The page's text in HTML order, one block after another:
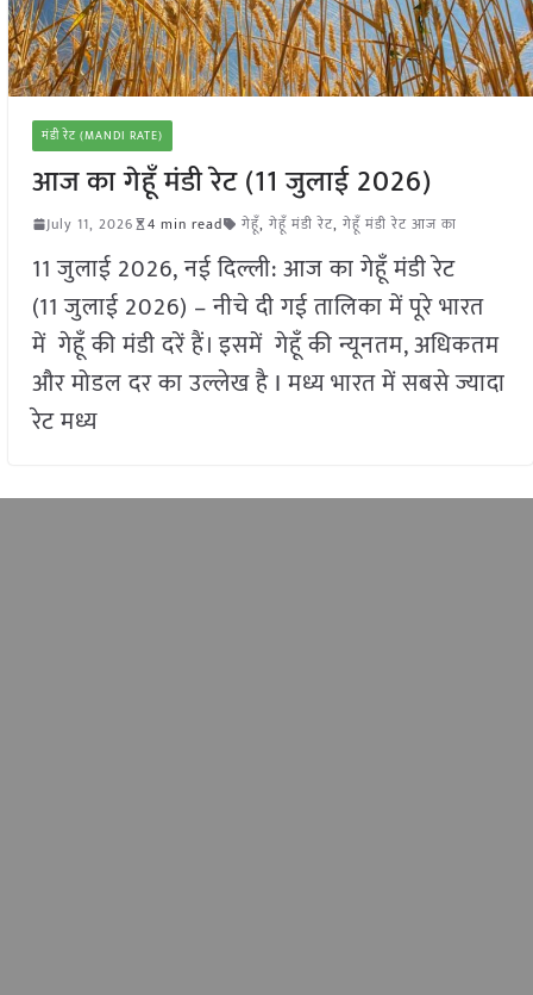
मंडी रेट (MANDI RATE)
आज का गेहूँ मंडी रेट (11 जुलाई 2026)
July 11, 2026 4 min read गेहूँ, गेहूँ मंडी रेट, गेहूँ मंडी रेट आज का
11 जुलाई 2026, नई दिल्ली: आज का गेहूँ मंडी रेट
(11 जुलाई 2026) – नीचे दी गई तालिका में पूरे भारत
में गेहूँ की मंडी दरें हैं। इसमें गेहूँ की न्यूनतम, अधिकतम
और मोडल दर का उल्लेख है I मध्य भारत में सबसे ज्यादा
रेट मध्य